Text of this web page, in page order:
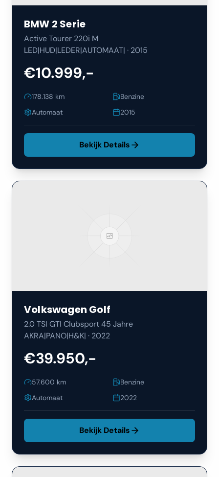
BMW 2 Serie
Active Tourer 220i M
LED|HUD|LEDER|AUTOMAAT| · 2015
€10.999,-
178.138 km
Benzine
Automaat
2015
Bekijk Details
Volkswagen Golf
2.0 TSI GTI Clubsport 45 Jahre
AKRA|PANO|H&K| · 2022
€39.950,-
57.600 km
Benzine
Automaat
2022
Bekijk Details